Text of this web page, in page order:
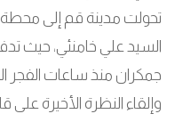
تحولت مدينة قم إلى محطة
السيد علي خامنئي، حيث
جمكران منذ ساعات الفجر
وإلقاء النظرة الأخيرة على